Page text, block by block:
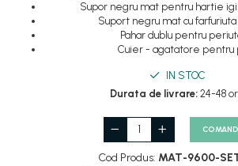
Supor negru mat pentru hartie
Suport negru mat cu
Pahar dublu pentru
Cuier - agatatore pentru
IN STOC
Durata de livrare:24-48
Cod Produs: MAT-9600-